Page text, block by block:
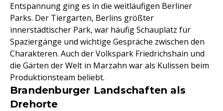
Entspannung ging es in die weitläufigen Berliner
Parks. Der Tiergarten, Berlins größter
innerstädtischer Park, war häufig Schauplatz für
Spaziergänge und wichtige Gespräche zwischen den
Charakteren. Auch der Volkspark Friedrichshain und
die Gärten der Welt in Marzahn war als Kulissen beim
Produktionsteam beliebt.
Brandenburger Landschaften als
Drehorte